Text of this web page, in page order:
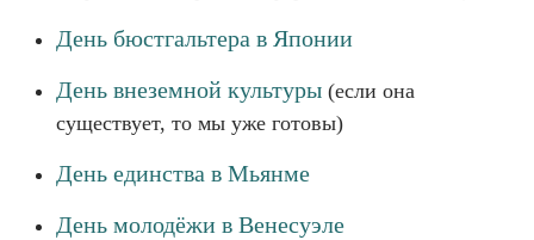
День бюстгальтера в Японии
День внеземной культуры (если она
существует, то мы уже готовы)
День единства в Мьянме
День молодёжи в Венесуэле